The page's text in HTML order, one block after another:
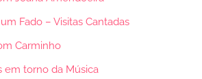
Fado – Visitas Cantadas
Carminho
em torno da Música